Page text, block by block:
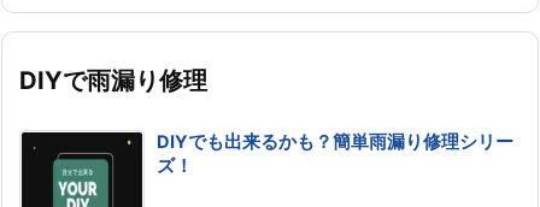
DIYで雨漏り修理
DIYでも出来るかも？簡単雨漏り修理シリー
ズ！